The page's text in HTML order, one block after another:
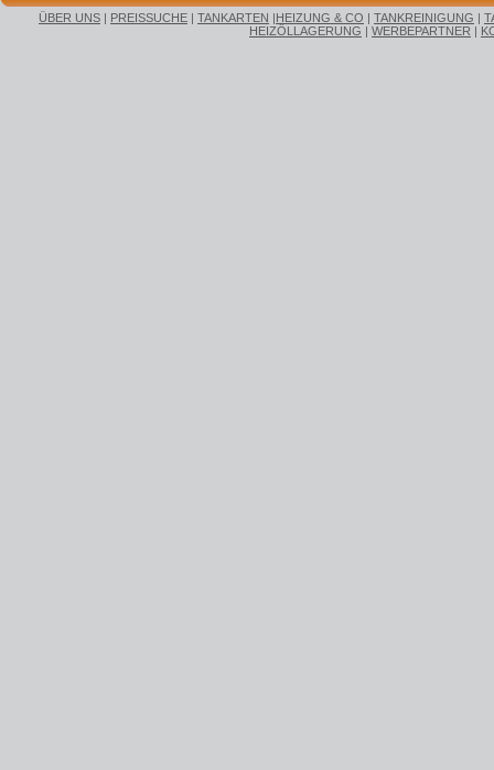
ÜBER UNS | PREISSUCHE | TANKARTEN |HEIZUNG & CO | TANKREINIGUNG |
HEIZÖLLAGERUNG | WERBEPARTNER |